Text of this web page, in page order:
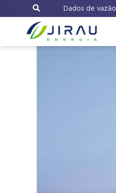
Dados de vazão